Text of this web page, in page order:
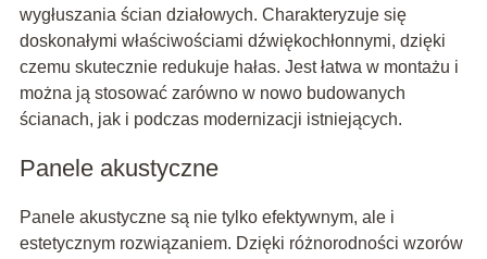
wygłuszania ścian działowych. Charakteryzuje się
doskonałymi właściwościami dźwiękochłonnymi, dzięki
czemu skutecznie redukuje hałas. Jest łatwa w montażu i
można ją stosować zarówno w nowo budowanych
ścianach, jak i podczas modernizacji istniejących.
Panele akustyczne
Panele akustyczne są nie tylko efektywnym, ale i
estetycznym rozwiązaniem. Dzięki różnorodności wzorów